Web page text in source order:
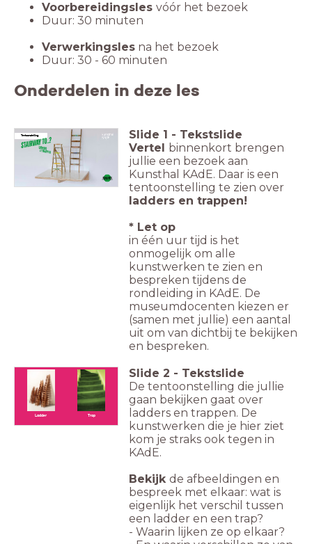
Voorbereidingsles vóór het bezoek
Duur: 30 minuten
Verwerkingsles na het bezoek
Duur: 30 - 60 minuten
Onderdelen in deze les
Tentoonstelling Slide 1 - Tekstslide
Vertel binnenkort brengen
jullie een bezoek aan
Kunsthal KAdE. Daar is een
tentoonstelling te zien over
ladders en trappen!
* Let op
in één uur tijd is het
onmogelijk om alle
kunstwerken te zien en
bespreken tijdens de
rondleiding in KAdE. De
museumdocenten kiezen er
(samen met jullie) een aantal
uit om van dichtbij te bekijken
en bespreken.
Ladder Trap
Slide 2 - Tekstslide
De tentoonstelling die jullie
gaan bekijken gaat over
ladders en trappen. De
kunstwerken die je hier ziet
kom je straks ook tegen in
KAdE.
Bekijk de afbeeldingen en
bespreek met elkaar: wat is
eigenlijk het verschil tussen
een ladder en een trap?
- Waarin lijken ze op elkaar?